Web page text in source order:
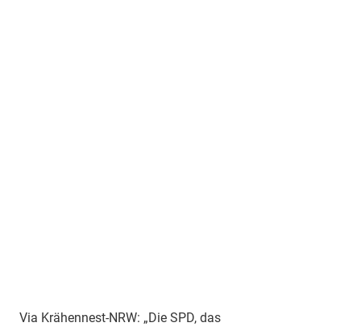
Via Krähennest-NRW: „Die SPD, das